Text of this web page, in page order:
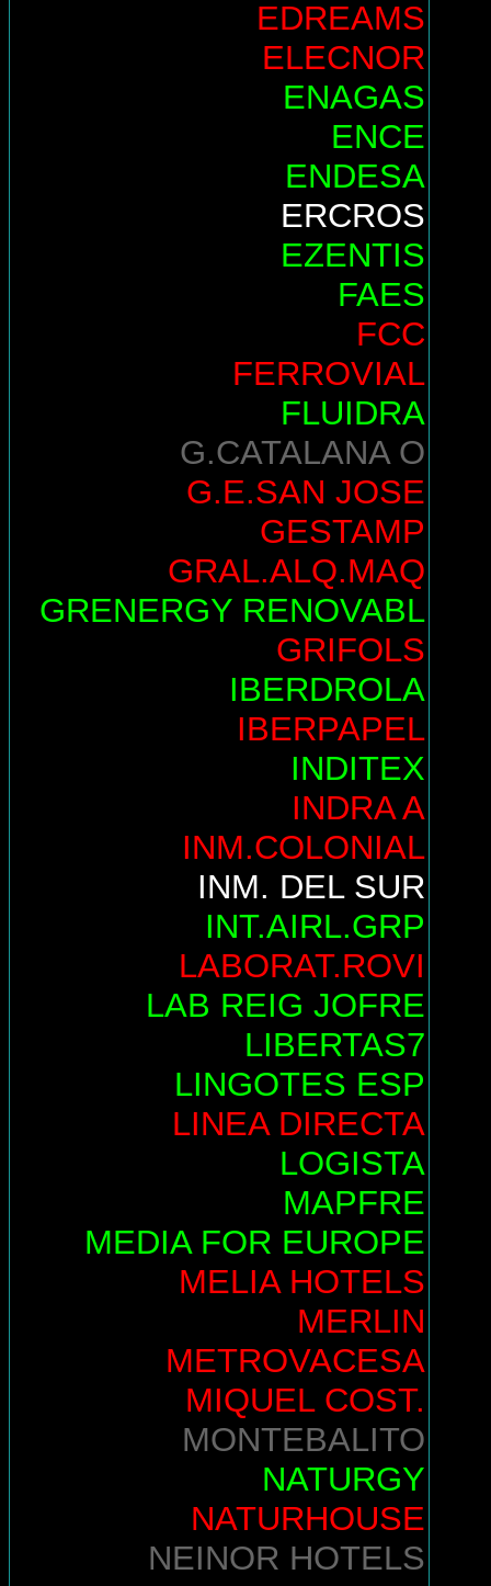
EDREAMS
ELECNOR
ENAGAS
ENCE
ENDESA
ERCROS
EZENTIS
FAES
FCC
FERROVIAL
FLUIDRA
G.CATALANA O
G.E.SAN JOSE
GESTAMP
GRAL.ALQ.MAQ
GRENERGY RENOVABL
GRIFOLS
IBERDROLA
IBERPAPEL
INDITEX
INDRA A
INM.COLONIAL
INM. DEL SUR
INT.AIRL.GRP
LABORAT.ROVI
LAB REIG JOFRE
LIBERTAS7
LINGOTES ESP
LINEA DIRECTA
LOGISTA
MAPFRE
MEDIA FOR EUROPE
MELIA HOTELS
MERLIN
METROVACESA
MIQUEL COST.
MONTEBALITO
NATURGY
NATURHOUSE
NEINOR HOTELS